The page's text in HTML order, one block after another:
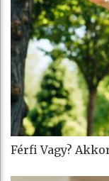
Férfi Vagy?